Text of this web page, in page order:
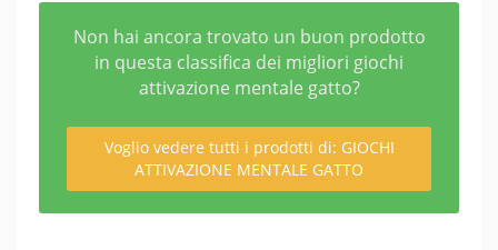
Non hai ancora trovato un buon prodotto
in questa classifica dei migliori giochi
attivazione mentale gatto?
Voglio vedere tutti i prodotti di: GIOCHI
ATTIVAZIONE MENTALE GATTO